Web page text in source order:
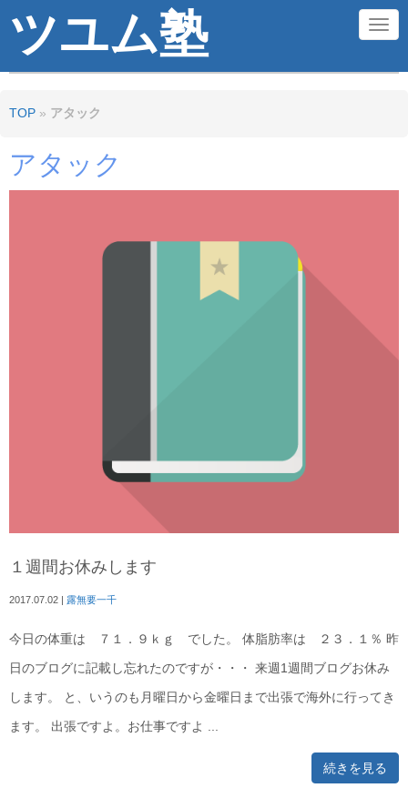
ツユム塾 N
TOP » アタック
アタック
１週間お休みします
2017.07.02 | 露無要一千
今日の体重は ７１．９ｋｇ でした。 体脂肪率は ２３．１％ 昨
日のブログに記載し忘れたのですが・・・ 来週1週間ブログお休み
します。 と、いうのも月曜日から金曜日まで出張で海外に行ってき
ます。 出張ですよ。お仕事ですよ ...
続きを見る